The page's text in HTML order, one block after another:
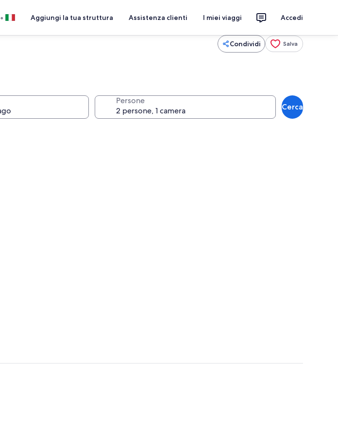
• Aggiungi la tua struttura Assistenza clienti I miei viaggi Accedi
Condividi Salva
Persone
Cerca